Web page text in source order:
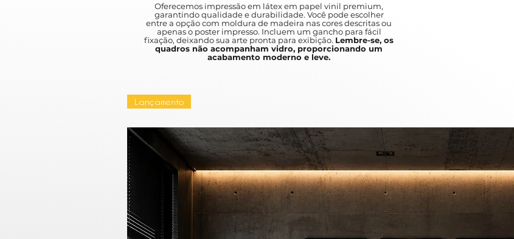
Oferecemos impressão em látex em papel vinil premium,
garantindo qualidade e durabilidade. Você pode escolher
entre a opção com moldura de madeira nas cores descritas ou
apenas o poster impresso. Incluem um gancho para fácil
fixação, deixando sua arte pronta para exibição. Lembre-se, os
quadros não acompanham vidro, proporcionando um
acabamento moderno e leve.
Lançamento